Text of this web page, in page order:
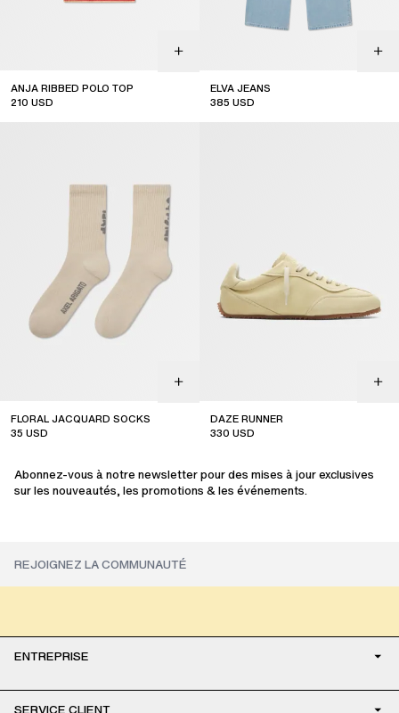
ANJA RIBBED POLO TOP
210 USD
ELVA JEANS
385 USD
FLORAL JACQUARD SOCKS
35 USD
DAZE RUNNER
330 USD
Abonnez-vous à notre newsletter pour des mises à jour exclusives
sur les nouveautés, les promotions & les événements.
ENTREPRISE